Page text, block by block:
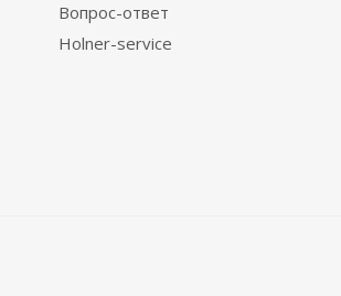
Вопрос-ответ
Holner-service